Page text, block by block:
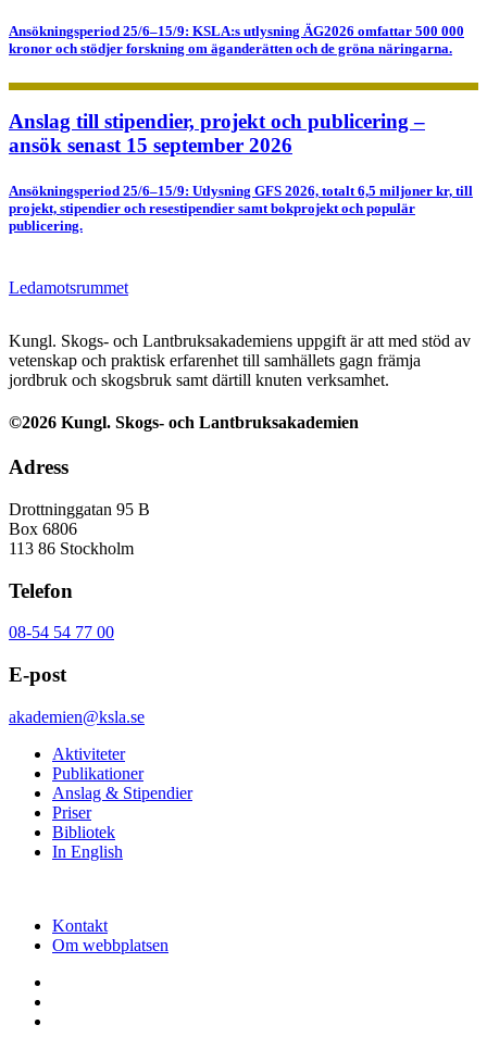
Ansökningsperiod 25/6–15/9: KSLA:s utlysning ÄG2026 omfattar 500 000
kronor och stödjer forskning om äganderätten och de gröna näringarna.
Anslag till stipendier, projekt och publicering –
ansök senast 15 september 2026
Ansökningsperiod 25/6–15/9: Utlysning GFS 2026, totalt 6,5 miljoner kr, till
projekt, stipendier och resestipendier samt bokprojekt och populär
publicering.
Ledamotsrummet
Kungl. Skogs- och Lantbruksakademiens uppgift är att med stöd av
vetenskap och praktisk erfarenhet till samhällets gagn främja
jordbruk och skogsbruk samt därtill knuten verksamhet.
©2026 Kungl. Skogs- och Lantbruksakademien
Adress
Drottninggatan 95 B
Box 6806
113 86 Stockholm
Telefon
08-54 54 77 00
E-post
akademien@ksla.se
Aktiviteter
Publikationer
Anslag & Stipendier
Priser
Bibliotek
In English
Kontakt
Om webbplatsen